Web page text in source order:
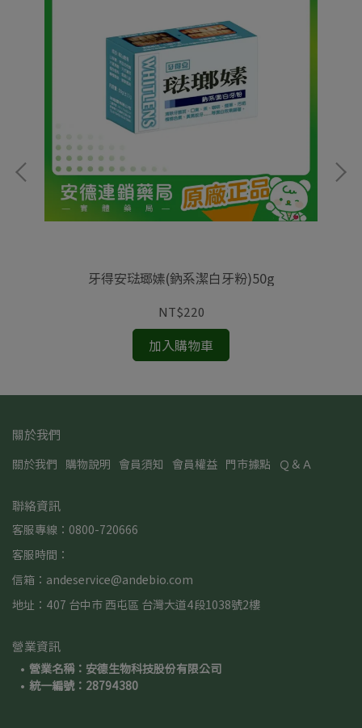
牙得安琺瑯嫊(鈉系潔白牙粉)50g
NT$220
加入購物車
關於我們
關於我們 購物說明 會員須知 會員權益 門市據點 Ｑ＆Ａ
聯絡資訊
客服專線：0800-720666
客服時間：
信箱：andeservice@andebio.com
地址：407 台中市 西屯區 台灣大道4段1038號2樓
營業資訊
營業名稱：安德生物科技股份有限公司
統一編號：28794380